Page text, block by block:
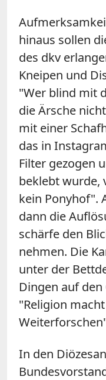
hinaus sollen
des dkv
Kneipen und
"Wer blind mit
die Ärsche
mit einer
das in
Filter gezogen
beklebt wurde,
kein Ponyhof".
dann die
schärfe den
nehmen. Die
unter der
Dingen auf
"Religion
In den